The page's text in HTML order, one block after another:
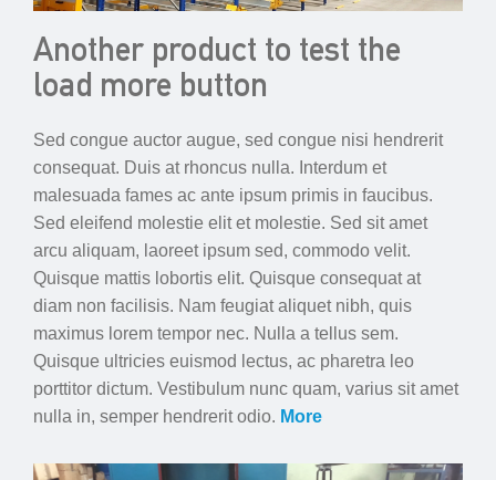
Another product to test the
load more button
Sed congue auctor augue, sed congue nisi hendrerit
consequat. Duis at rhoncus nulla. Interdum et
malesuada fames ac ante ipsum primis in faucibus.
Sed eleifend molestie elit et molestie. Sed sit amet
arcu aliquam, laoreet ipsum sed, commodo velit.
Quisque mattis lobortis elit. Quisque consequat at
diam non facilisis. Nam feugiat aliquet nibh, quis
maximus lorem tempor nec. Nulla a tellus sem.
Quisque ultricies euismod lectus, ac pharetra leo
porttitor dictum. Vestibulum nunc quam, varius sit amet
nulla in, semper hendrerit odio. More